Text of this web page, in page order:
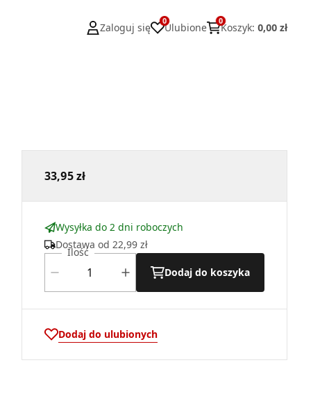
Zaloguj się
0
Ulubione
0
Koszyk: 0,00 zł
33,95 zł
Wysyłka do 2 dni roboczych
Dostawa od 22,99 zł
Ilość
Dodaj do koszyka
Dodaj do ulubionych